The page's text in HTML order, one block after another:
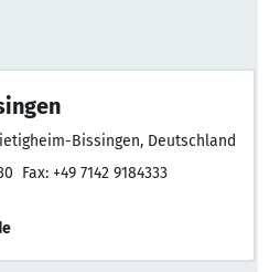
Bissingen, Deutschland
Fax: +49 7142 9184333